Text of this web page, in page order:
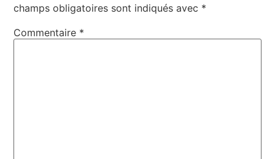
champs obligatoires sont indiqués avec *
Commentaire *